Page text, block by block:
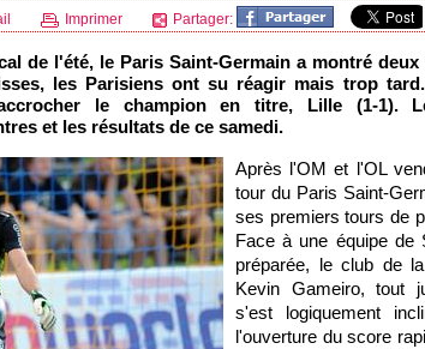
Imprimer Partager:
de l'été, le Paris Saint-Germain a montré deux
les Parisiens ont su réagir mais trop
le champion en titre, Lille(1-1).
et les résultats de ce samedi.
Après l'OM et l'OL
tour du Paris Saint-
ses premiers tours de
Face à une équipe de
préparée, le club de
Kevin Gameiro, tout
s'est logiquement
l'ouverture du score